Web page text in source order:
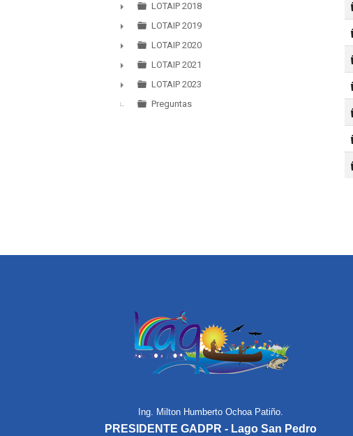
►
►
LOTAIP 2018
►
LOTAIP 2019
►
LOTAIP 2020
►
LOTAIP 2021
►
LOTAIP 2023
Preguntas
Ing. Milton Humberto Ochoa Patiño.
PRESIDENTE GADPR - Lago San Pedro